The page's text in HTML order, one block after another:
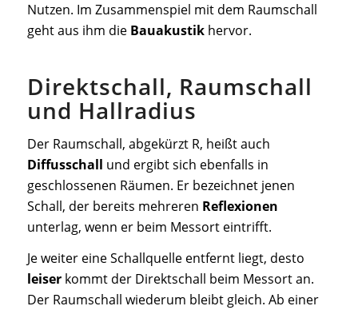
Nutzen. Im Zusammenspiel mit dem Raumschall
geht aus ihm die Bauakustikhervor.
Direktschall, Raumschall
und Hallradius
Der Raumschall, abgekürzt R, heißt auch
Diffusschall und ergibt sich ebenfalls in
geschlossenen Räumen. Er bezeichnet jenen
Schall, der bereits mehreren Reflexionen
unterlag, wenn er beim Messort eintrifft.
Je weiter eine Schallquelle entfernt liegt, desto
leiserkommt der Direktschall beim Messort an.
Der Raumschall wiederum bleibt gleich. Ab einer